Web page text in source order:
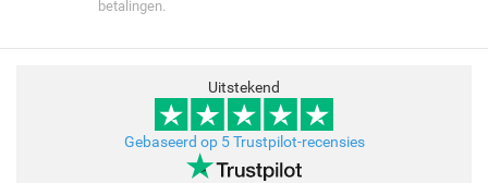
betalingen.
Uitstekend
Gebaseerd op 5 Trustpilot-recensies